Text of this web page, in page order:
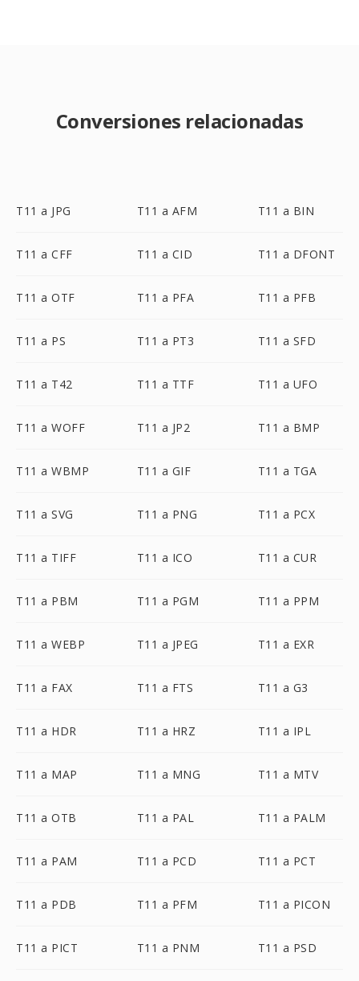
Conversiones relacionadas
T11 a JPG T11 a AFM T11 a BIN
T11 a CFF T11 a CID T11 a DFONT
T11 a OTF T11 a PFA T11 a PFB
T11 a PS T11 a PT3 T11 a SFD
T11 a T42 T11 a TTF T11 a UFO
T11 a WOFF T11 a JP2 T11 a BMP
T11 a WBMP T11 a GIF T11 a TGA
T11 a SVG T11 a PNG T11 a PCX
T11 a TIFF T11 a ICO T11 a CUR
T11 a PBM T11 a PGM T11 a PPM
T11 a WEBP T11 a JPEG T11 a EXR
T11 a FAX T11 a FTS T11 a G3
T11 a HDR T11 a HRZ T11 a IPL
T11 a MAP T11 a MNG T11 a MTV
T11 a OTB T11 a PAL T11 a PALM
T11 a PAM T11 a PCD T11 a PCT
T11 a PDB T11 a PFM T11 a PICON
T11 a PICT T11 a PNM T11 a PSD